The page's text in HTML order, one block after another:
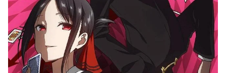
── ちゅっちゅしながらの濃厚
エッ画像♪
海外「日本よ、お前がナンバ
ーワンだ」 熊本地震直後の日
本の対応のスピードに世界が衝
い・・・」「あれがまさに経験
値である」
韓国人「この夏、韓国人が東
京へ行くしかない理由がこち
ら…」→「快適そうでめちゃく